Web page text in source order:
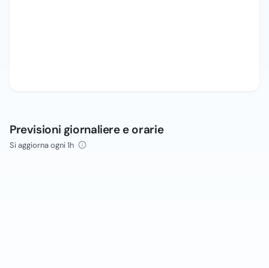
Previsioni giornaliere e orarie
Si aggiorna ogni 1h